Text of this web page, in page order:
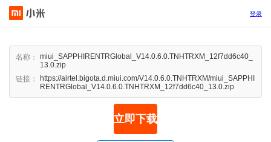
登录
名称：
miui_SAPPHIRENTRGlobal_V14.0.6.0.TNHTRXM_12f7dd6c40_
13.0.zip
链接：
https://airtel.bigota.d.miui.com/V14.0.6.0.TNHTRXM/miui_SAPPHI
RENTRGlobal_V14.0.6.0.TNHTRXM_12f7dd6c40_13.0.zip
立即下载